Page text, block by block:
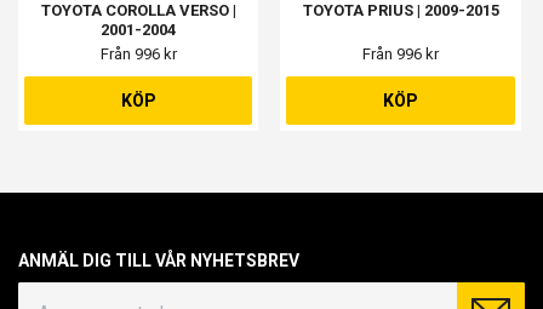
TOYOTA COROLLA VERSO |
2001-2004
Från 996 kr
KÖP
TOYOTA PRIUS | 2009-2015
Från 996 kr
KÖP
ANMÄL DIG TILL VÅR NYHETSBREV